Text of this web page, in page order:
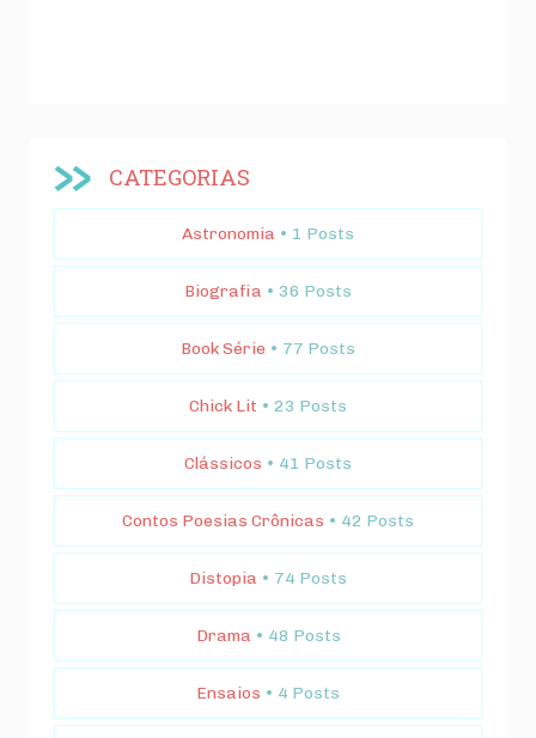
CATEGORIAS
Astronomia • 1 Posts
Biografia • 36 Posts
Book Série • 77 Posts
Chick Lit • 23 Posts
Clássicos • 41 Posts
Contos Poesias Crônicas • 42 Posts
Distopia • 74 Posts
Drama • 48 Posts
Ensaios • 4 Posts